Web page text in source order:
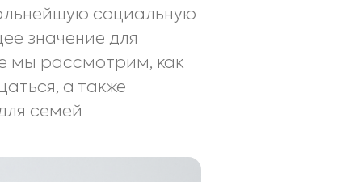
социальную
значение для
мы рассмотрим, как
а также
семей